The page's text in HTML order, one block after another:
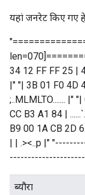
यहां जनरेट किए गए
34 12 FF FF 25 |
|" "| 3B 01 F0 4D
;..MLMLTO....... |"
CC B3 A1 84 |
B9 00 1A CB 2D
| | .><..p |"
ब्यौरा